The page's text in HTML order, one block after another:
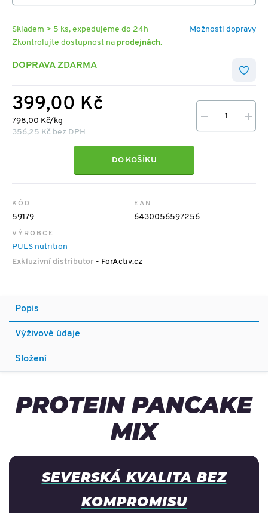
Možnosti dopravy
Skladem > 5 ks, expedujeme do 24h
Zkontrolujte dostupnost na prodejnách.
DOPRAVA ZDARMA
399,00 Kč
798,00 Kč/kg
356,25 Kč bez DPH
DO KOŠÍKU
KÓD
59179
EAN
6430056597256
VÝROBCE
PULS nutrition
Exkluzivní distributor - ForActiv.cz
Popis
Výživové údaje
Složení
PROTEIN PANCAKE
MIX
SEVERSKÁ KVALITA BEZ
KOMPROMISU